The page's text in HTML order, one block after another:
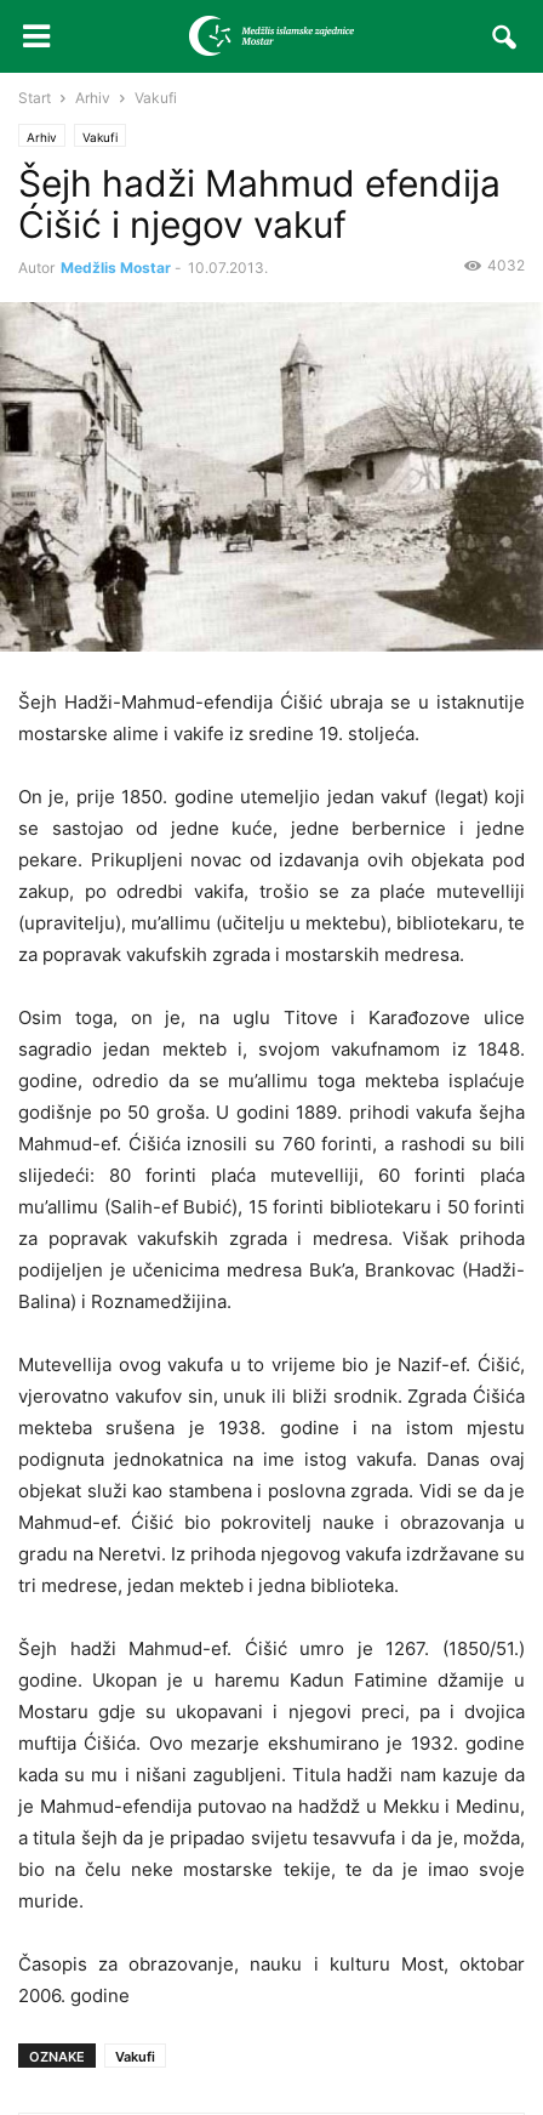
Start Arhiv Vakufi
Arhiv Vakufi
Šejh hadži Mahmud efendija
Ćišić i njegov vakuf
Autor Medžlis Mostar - 10.07.2013. 4032
Šejh Hadži-Mahmud-efendija Ćišić ubraja se u istaknutije
mostarske alime i vakife iz sredine 19. stoljeća.
On je, prije 1850. godine utemeljio jedan vakuf (legat) koji
se sastojao od jedne kuće, jedne berbernice i jedne
pekare. Prikupljeni novac od izdavanja ovih objekata pod
zakup, po odredbi vakifa, trošio se za plaće mutevelliji
(upravitelju), mu’allimu (učitelju u mektebu), bibliotekaru, te
za popravak vakufskih zgrada i mostarskih medresa.
Osim toga, on je, na uglu Titove i Karađozove ulice
sagradio jedan mekteb i, svojom vakufnamom iz 1848.
godine, odredio da se mu’allimu toga mekteba isplaćuje
godišnje po 50 groša. U godini 1889. prihodi vakufa šejha
Mahmud-ef. Ćišića iznosili su 760 forinti, a rashodi su bili
slijedeći: 80 forinti plaća mutevelliji, 60 forinti plaća
mu’allimu (Salih-ef Bubić), 15 forinti bibliotekaru i 50 forinti
za popravak vakufskih zgrada i medresa. Višak prihoda
podijeljen je učenicima medresa Buk’a, Brankovac (Hadži-
Balina) i Roznamedžijina.
Mutevellija ovog vakufa u to vrijeme bio je Nazif-ef. Ćišić,
vjerovatno vakufov sin, unuk ili bliži srodnik. Zgrada Ćišića
mekteba srušena je 1938. godine i na istom mjestu
podignuta jednokatnica na ime istog vakufa. Danas ovaj
objekat služi kao stambena i poslovna zgrada. Vidi se da je
Mahmud-ef. Ćišić bio pokrovitelj nauke i obrazovanja u
gradu na Neretvi. Iz prihoda njegovog vakufa izdržavane su
tri medrese, jedan mekteb i jedna biblioteka.
Šejh hadži Mahmud-ef. Ćišić umro je 1267. (1850/51.)
godine. Ukopan je u haremu Kadun Fatimine džamije u
Mostaru gdje su ukopavani i njegovi preci, pa i dvojica
muftija Ćišića. Ovo mezarje ekshumirano je 1932. godine
kada su mu i nišani zagubljeni. Titula hadži nam kazuje da
je Mahmud-efendija putovao na hadždž u Mekku i Medinu,
a titula šejh da je pripadao svijetu tesavvufa i da je, možda,
bio na čelu neke mostarske tekije, te da je imao svoje
muride.
Časopis za obrazovanje, nauku i kulturu Most, oktobar
2006. godine
OZNAKE Vakufi